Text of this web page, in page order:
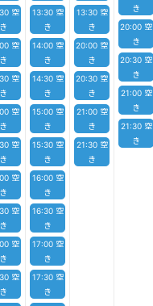
空
き
空
き
空
き
空
き
空
き
空
き
空
き
空
き
空
き
13:30 空
き
14:00 空
き
14:30 空
き
15:00 空
き
15:30 空
き
16:00 空
き
16:30 空
き
17:00 空
き
17:30 空
き
13:30 空
き
20:00 空
き
20:30 空
き
21:00 空
き
21:30 空
き
き
20:00 空
き
20:30 空
き
21:00 空
き
21:30 空
き